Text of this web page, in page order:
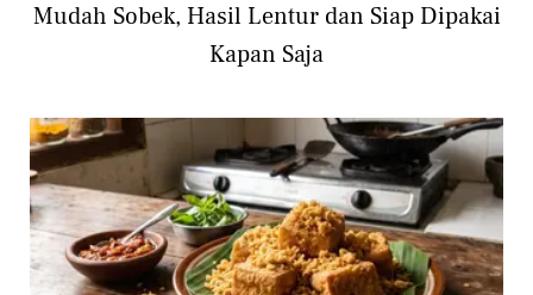
Mudah Sobek, Hasil Lentur dan Siap Dipakai
Kapan Saja